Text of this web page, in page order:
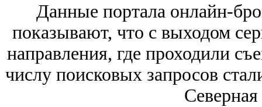
Данные портала онлайн-
показывают, что с выходом
направления, где проходили
числу поисковых запросов